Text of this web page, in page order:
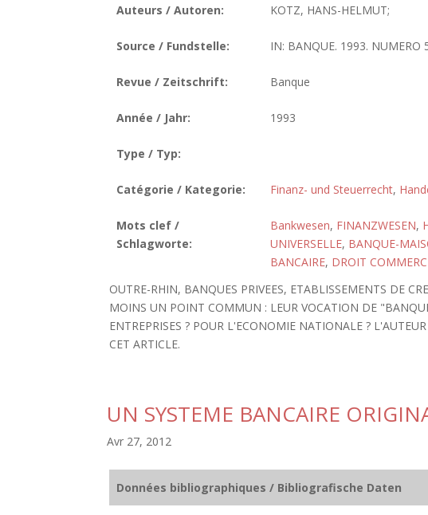
Auteurs / Autoren: KOTZ, HANS-HELMUT;
Source / Fundstelle: IN: BANQUE. 1993. NUMERO
Revue / Zeitschrift: Banque
Année / Jahr: 1993
Type / Typ:
Catégorie / Kategorie: Finanz- und Steuerrecht,
Mots clef /
Schlagworte:
Bankwesen, FINANZWESEN,
UNIVERSELLE, BANQUE-
BANCAIRE, DROIT
OUTRE-RHIN, BANQUES PRIVEES, ETABLISSEMENTS DE
MOINS UN POINT COMMUN : LEUR VOCATION DE
ENTREPRISES ? POUR L'ECONOMIE NATIONALE ?
CET ARTICLE.
UN SYSTEME BANCAIRE
Avr 27, 2012
Données bibliographiques / Bibliografische Daten